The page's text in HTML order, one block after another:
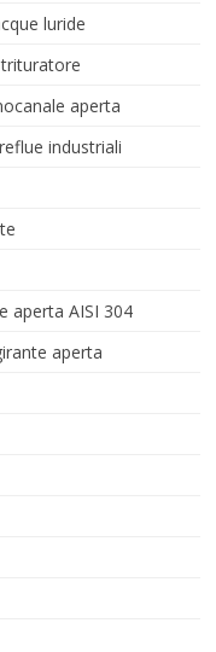
luride
aperta
industriali
aperta AISI 304
aperta